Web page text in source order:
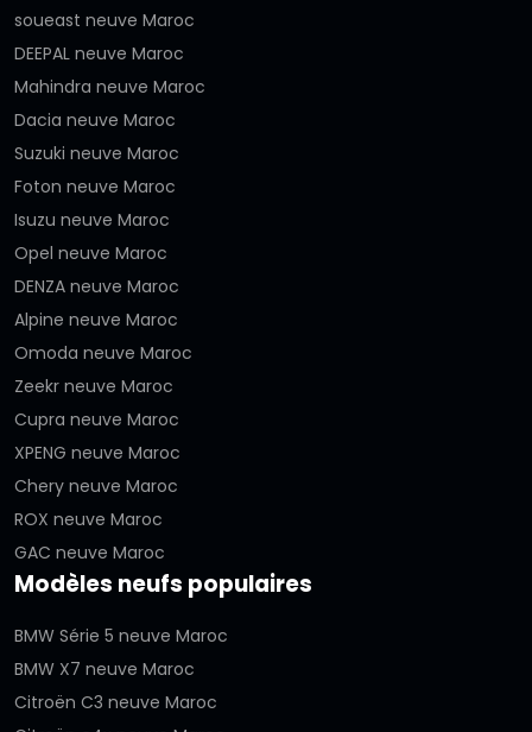
soueast neuve Maroc
DEEPAL neuve Maroc
Mahindra neuve Maroc
Dacia neuve Maroc
Suzuki neuve Maroc
Foton neuve Maroc
Isuzu neuve Maroc
Opel neuve Maroc
DENZA neuve Maroc
Alpine neuve Maroc
Omoda neuve Maroc
Zeekr neuve Maroc
Cupra neuve Maroc
XPENG neuve Maroc
Chery neuve Maroc
ROX neuve Maroc
GAC neuve Maroc
Modèles neufs populaires
BMW Série 5 neuve Maroc
BMW X7 neuve Maroc
Citroën C3 neuve Maroc